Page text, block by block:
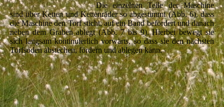
Die einzelnen Teile der Maschine
sind über Ketten und Kettenräder so abgestimmt (Abb. 6), dass
die Maschine den Torf sticht, auf ein Band befördert und danach
neben dem Graben ablegt (Abb. 7 bis 9). Hierbei bewegt sie
sich langsam kontinuierlich vorwärts, so dass sie den nächsten
Torfsoden abstechen, fördern und ablegen kann.